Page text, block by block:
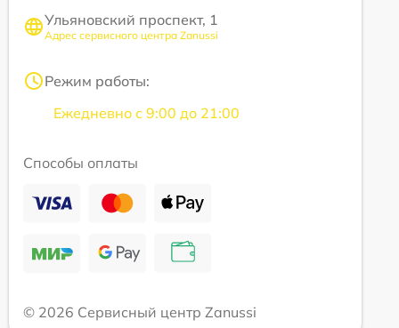
Ульяновский проспект, 1
Адрес сервисного центра Zanussi
Режим работы:
Ежедневно с 9:00 до 21:00
Способы оплаты
© 2026 Сервисный центр Zanussi